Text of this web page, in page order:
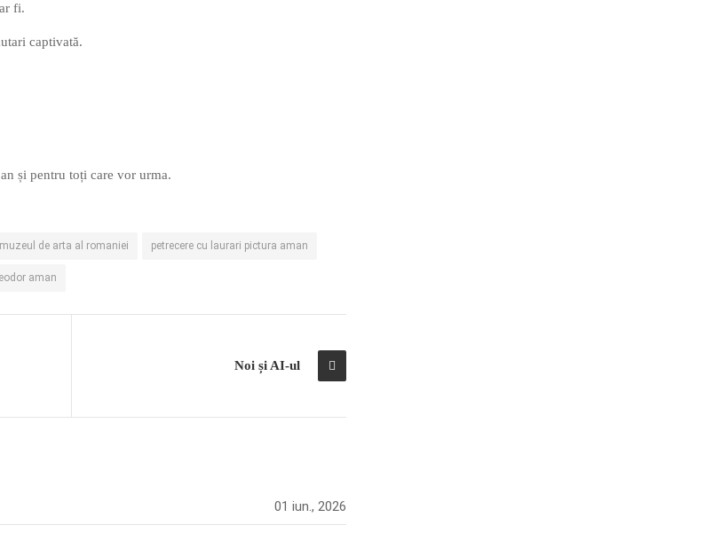
fi.
captivată.
și pentru toți care vor urma.
muzeul de arta al romaniei petrecere cu laurari pictura aman
aman
Noi și AI-ul
01 iun., 2026